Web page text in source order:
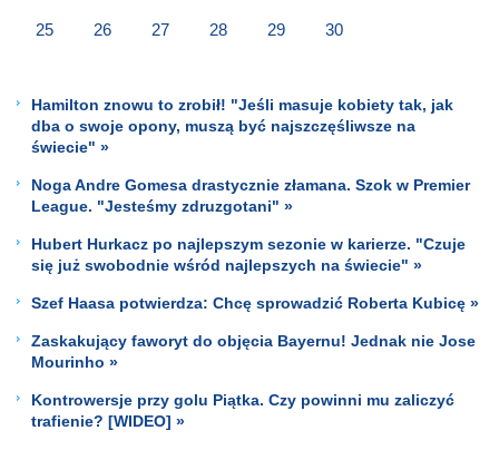
25 26 27 28 29 30
Hamilton znowu to zrobił! "Jeśli masuje kobiety tak, jak
dba o swoje opony, muszą być najszczęśliwsze na
świecie" »
Noga Andre Gomesa drastycznie złamana. Szok w Premier
League. "Jesteśmy zdruzgotani" »
Hubert Hurkacz po najlepszym sezonie w karierze. "Czuje
się już swobodnie wśród najlepszych na świecie" »
Szef Haasa potwierdza: Chcę sprowadzić Roberta Kubicę »
Zaskakujący faworyt do objęcia Bayernu! Jednak nie Jose
Mourinho »
Kontrowersje przy golu Piątka. Czy powinni mu zaliczyć
trafienie? [WIDEO] »